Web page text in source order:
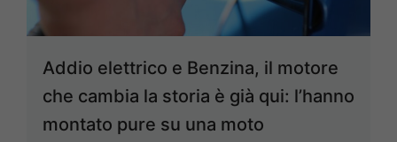
Addio elettrico e Benzina, il motore
che cambia la storia è già qui: l’hanno
montato pure su una moto